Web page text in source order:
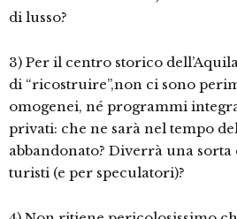
di lusso?
3) Per il centro storico
di “ricostruire”,non ci sono
omogenei, né programmi
privati: che ne sarà nel tempo
abbandonato? Diverrà una
turisti (e per speculatori)?